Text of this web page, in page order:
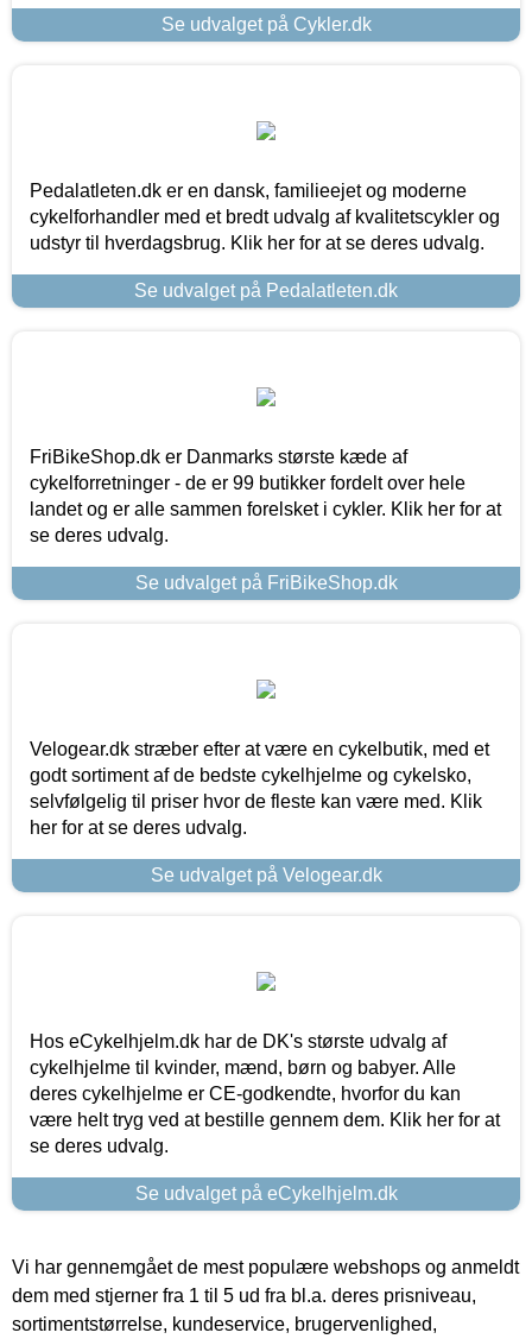
Se udvalget på Cykler.dk
Pedalatleten.dk er en dansk, familieejet og moderne
cykelforhandler med et bredt udvalg af kvalitetscykler og
udstyr til hverdagsbrug. Klik her for at se deres udvalg.
Se udvalget på Pedalatleten.dk
FriBikeShop.dk er Danmarks største kæde af
cykelforretninger - de er 99 butikker fordelt over hele
landet og er alle sammen forelsket i cykler. Klik her for at
se deres udvalg.
Se udvalget på FriBikeShop.dk
Velogear.dk stræber efter at være en cykelbutik, med et
godt sortiment af de bedste cykelhjelme og cykelsko,
selvfølgelig til priser hvor de fleste kan være med. Klik
her for at se deres udvalg.
Se udvalget på Velogear.dk
Hos eCykelhjelm.dk har de DK's største udvalg af
cykelhjelme til kvinder, mænd, børn og babyer. Alle
deres cykelhjelme er CE-godkendte, hvorfor du kan
være helt tryg ved at bestille gennem dem. Klik her for at
se deres udvalg.
Se udvalget på eCykelhjelm.dk
Vi har gennemgået de mest populære webshops og anmeldt
dem med stjerner fra 1 til 5 ud fra bl.a. deres prisniveau,
sortimentstørrelse, kundeservice, brugervenlighed,